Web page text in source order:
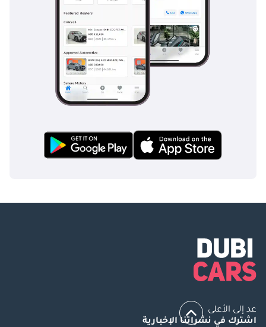
تم إنشاء هذه الإحصاءات بواسطة الذكاء الاصطناعي اعتماداً على بيانات
خبراء السوق. يُرجى دائماً فحص السيارة قبل الشراء.
عد إلى الأعلى
اشترك في نشراتنا الإخبارية